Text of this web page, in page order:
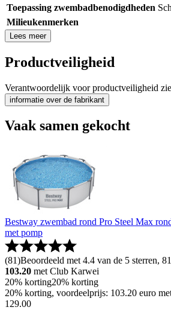
Toepassing zwembadbenodigdheden
Milieukenmerken
Lees meer
Productveiligheid
Verantwoordelijk voor productveiligheid zie
informatie over de fabrikant
Vaak samen gekocht
Bestway zwembad rond Pro Steel Max
met pomp
(81)Beoordeeld met 4.4 van de 5 sterren,
103.20 met Club Karwei
20% korting20% korting
20% korting, voordeelprijs: 103.20 euro
129.00